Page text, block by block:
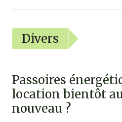
Divers
Passoires
location bientôt
nouveau ?